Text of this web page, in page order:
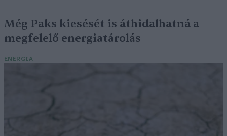
Még Paks kiesését is áthidalhatná a
megfelelő energiatárolás
ENERGIA